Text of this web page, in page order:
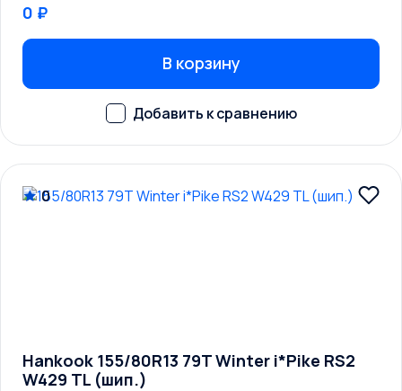
0 ₽
В корзину
0
Hankook 155/80R13 79T Winter i*Pike RS2
W429 TL (шип.)